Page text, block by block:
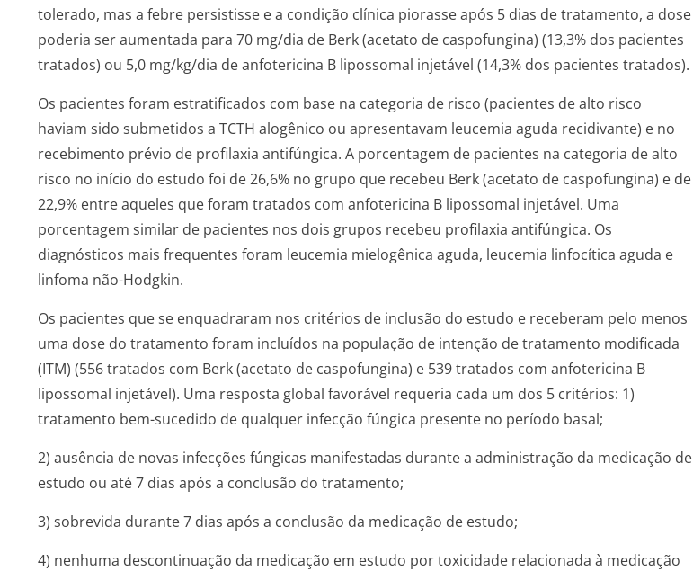
tolerado, mas a febre persistisse e a condição clínica piorasse após 5 dias de tratamento, a dose
poderia ser aumentada para 70 mg/dia de Berk (acetato de caspofungina) (13,3% dos pacientes
tratados) ou 5,0 mg/kg/dia de anfotericina B lipossomal injetável (14,3% dos pacientes tratados).
Os pacientes foram estratificados com base na categoria de risco (pacientes de alto risco
haviam sido submetidos a TCTH alogênico ou apresentavam leucemia aguda recidivante) e no
recebimento prévio de profilaxia antifúngica. A porcentagem de pacientes na categoria de alto
risco no início do estudo foi de 26,6% no grupo que recebeu Berk (acetato de caspofungina) e de
22,9% entre aqueles que foram tratados com anfotericina B lipossomal injetável. Uma
porcentagem similar de pacientes nos dois grupos recebeu profilaxia antifúngica. Os
diagnósticos mais frequentes foram leucemia mielogênica aguda, leucemia linfocítica aguda e
linfoma não-Hodgkin.
Os pacientes que se enquadraram nos critérios de inclusão do estudo e receberam pelo menos
uma dose do tratamento foram incluídos na população de intenção de tratamento modificada
(ITM) (556 tratados com Berk (acetato de caspofungina) e 539 tratados com anfotericina B
lipossomal injetável). Uma resposta global favorável requeria cada um dos 5 critérios: 1)
tratamento bem-sucedido de qualquer infecção fúngica presente no período basal;
2) ausência de novas infecções fúngicas manifestadas durante a administração da medicação de
estudo ou até 7 dias após a conclusão do tratamento;
3) sobrevida durante 7 dias após a conclusão da medicação de estudo;
4) nenhuma descontinuação da medicação em estudo por toxicidade relacionada à medicação